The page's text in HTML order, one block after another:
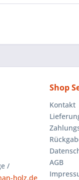
/
holz.de
Shop
Kontakt
AGB